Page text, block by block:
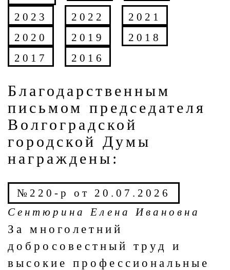
2023
2022
2021
2020
2019
2018
2017
2016
Благодарственным
письмом председателя
Волгоградской
городской Думы
награждены:
№220-р от 20.07.2026
Сентюрина Елена Ивановна
За многолетний
добросовестный труд и
высокие профессиональные